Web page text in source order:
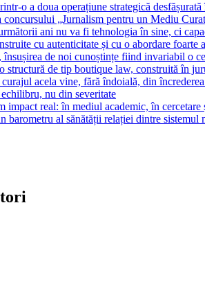
o a doua operațiune strategică
„Jurnalism pentru un Mediu
ani nu va fi tehnologia în sine, ci
cu autenticitate și cu o abordare foarte
de noi cunoștințe fiind invariabil o
de tip boutique law, construită în
acela vine, fără îndoială, din
nu din severitate
impact real: în mediul academic, în
barometru al sănătății relației dintre